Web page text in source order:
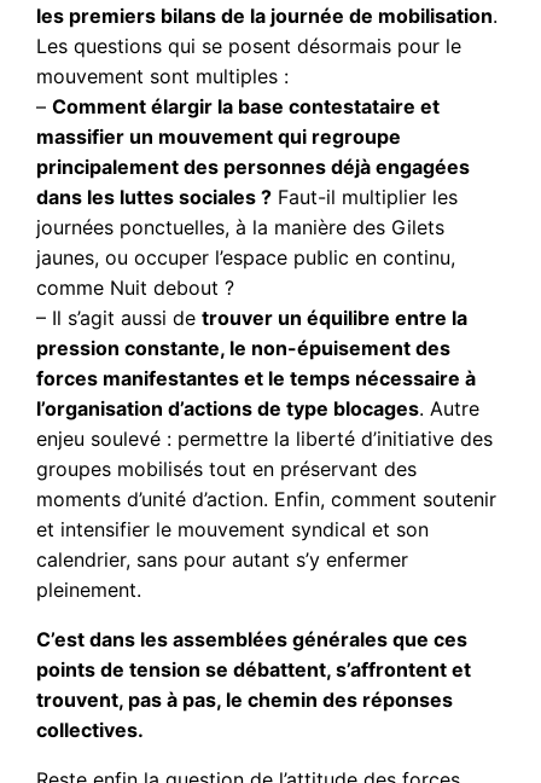
les premiers bilans de la journée de mobilisation.
Les questions qui se posent désormais pour le
mouvement sont multiples :
–Comment élargir la base contestataire et
massifier un mouvement qui regroupe
principalement des personnes déjà engagées
dans les luttes sociales ? Faut-il multiplier les
journées ponctuelles, à la manière des Gilets
jaunes, ou occuper l’espace public en continu,
comme Nuit debout ?
– Il s’agit aussi detrouver un équilibre entre la
pression constante, le non-épuisement des
forces manifestantes et le temps nécessaire à
l’organisation d’actions de type blocages. Autre
enjeu soulevé : permettre la liberté d’initiative des
groupes mobilisés tout en préservant des
moments d’unité d’action. Enfin, comment soutenir
et intensifier le mouvement syndical et son
calendrier, sans pour autant s’y enfermer
pleinement.
C’est dans les assemblées générales que ces
points de tension se débattent, s’affrontent et
trouvent, pas à pas, le chemin des réponses
collectives.